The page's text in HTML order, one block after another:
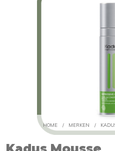
HOME / MERKEN /